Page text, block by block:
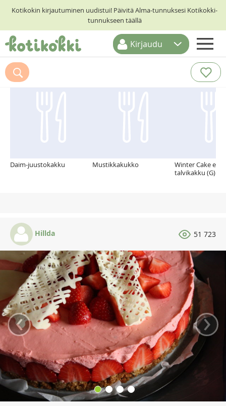
Kotikokin kirjautuminen uudistui! Päivitä Alma-tunnuksesi Kotikokki-
tunnukseen täällä
ETUSIVU
RESEPTIHAKU
Kirjaudu
Suosittelemme myös
Daim-juustokakku Mustikkakukko
Winter Cake eli
talvikakku (G)
Hillda 51 723
‹ ›